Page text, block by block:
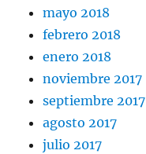
mayo 2018
febrero 2018
enero 2018
noviembre 2017
septiembre 2017
agosto 2017
julio 2017